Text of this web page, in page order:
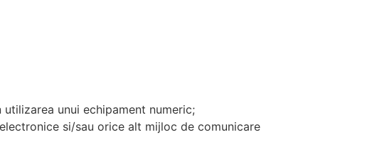
unui echipament numeric;
si/sau orice alt mijloc de comunicare